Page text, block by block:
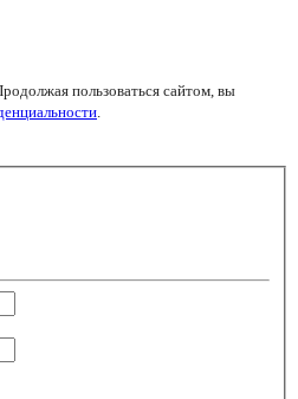
пользоваться сайтом, вы
.